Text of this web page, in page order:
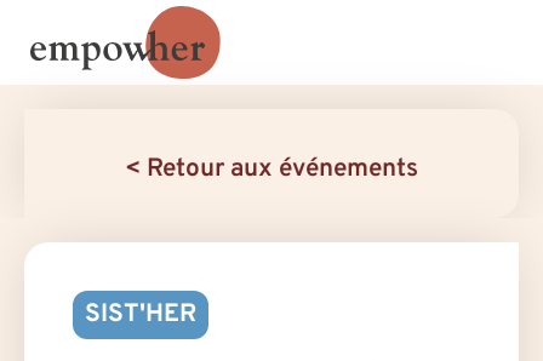
< Retour aux événements
SIST'HER